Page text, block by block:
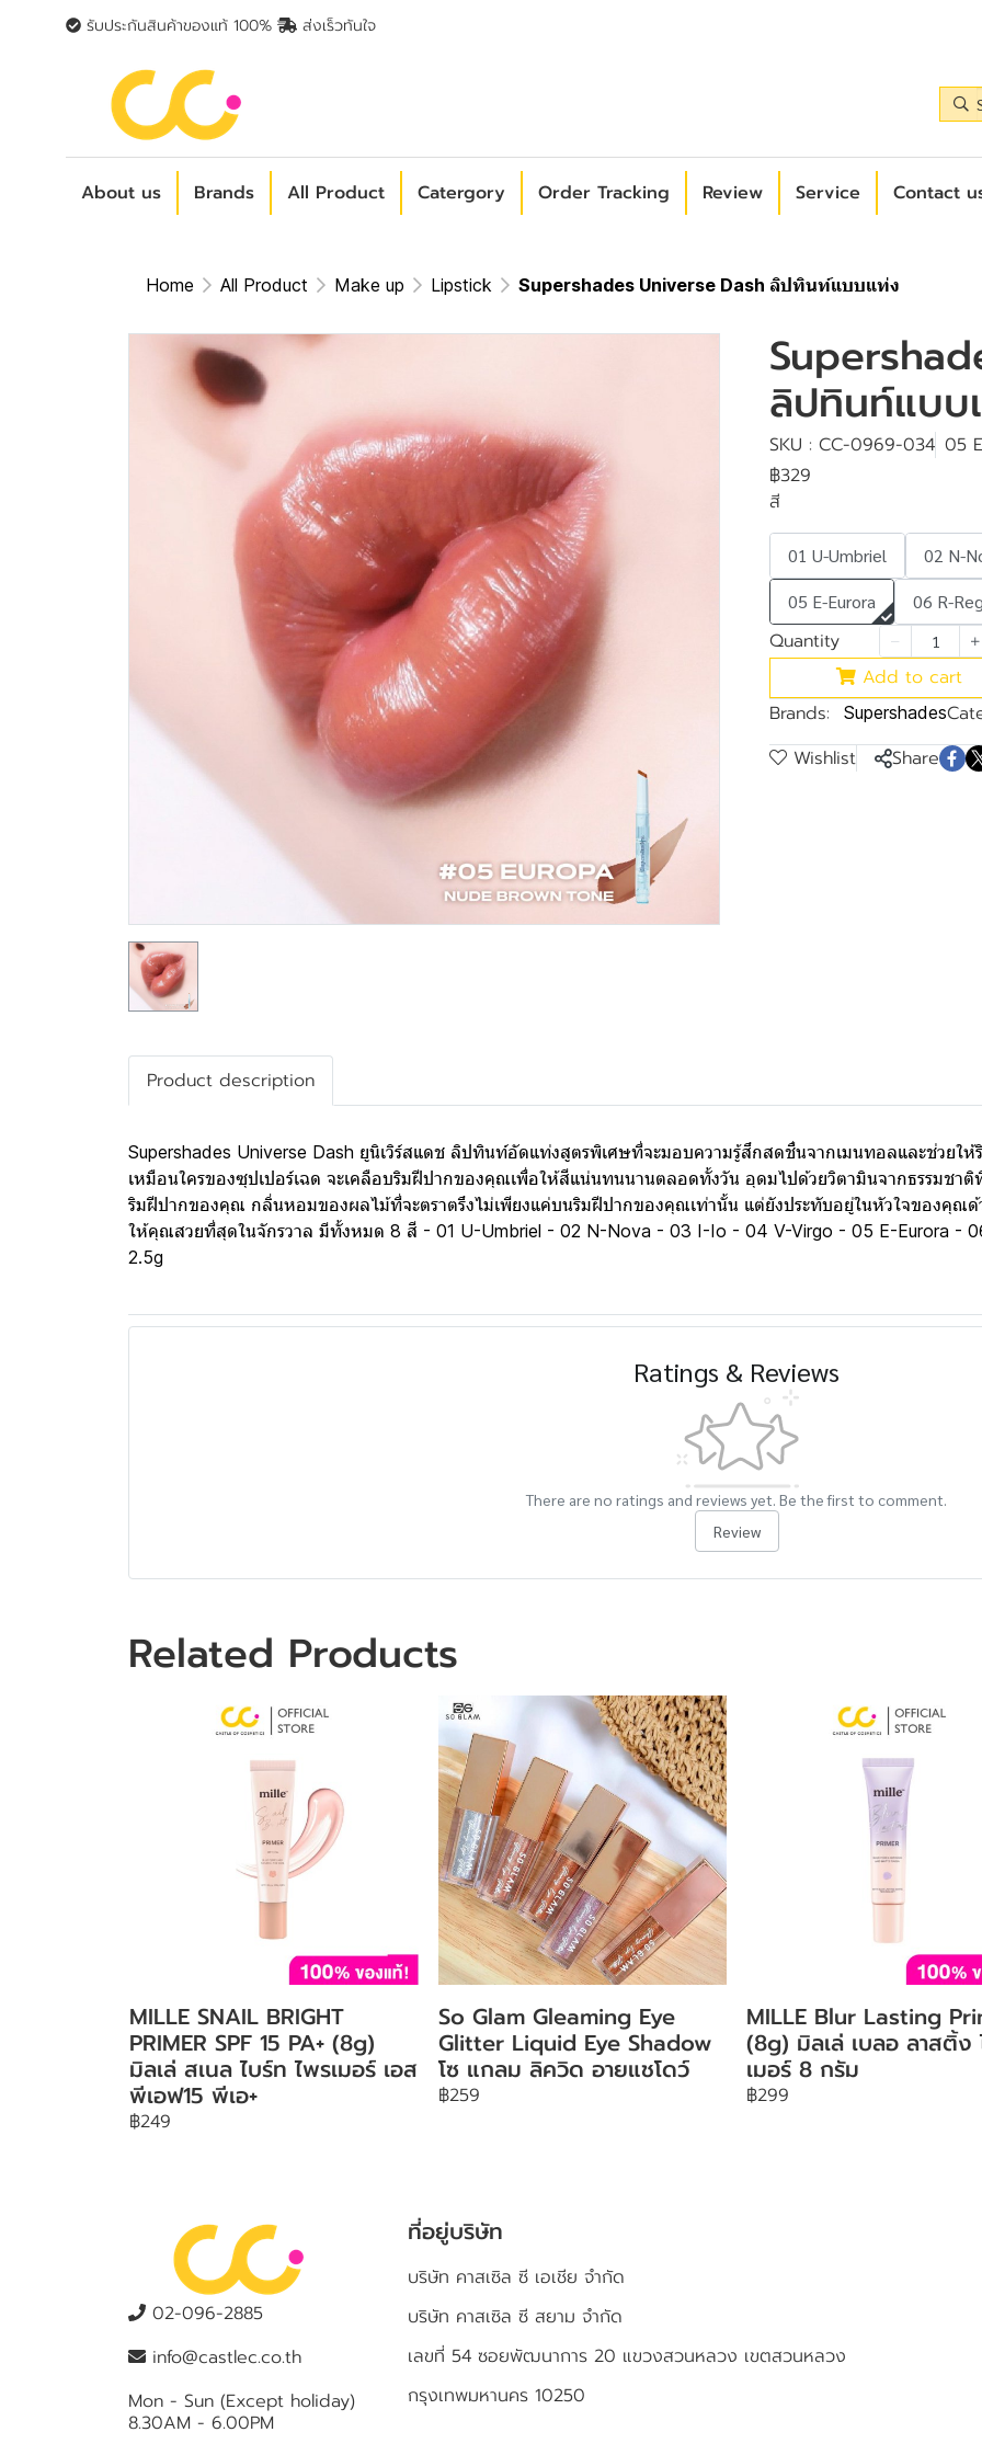
รับประกันสินค้าของแท้ 100% ส่งเร็วทันใจ
About us Brands All Product Catergory Order Tracking Review Service Contact
Home All Product Make up Lipstick Supershades Universe Dash ลิปทินท์แบบแท่ง
ลิปทินท์แบบ
SKU : CC-0969-034 05
฿329
สี
01 U-Umbriel
02 N-
05 E-Eurora
06 R-
Quantity
Add to cart
Brands:
Supershades
Wishlist
Share
Product description
Supershades Universe Dash ยูนิเวิร์สแดช ลิปทินท์อัดแท่งสูตรพิเศษที่จะมอบความรู้สึกสดชื่นจากเมนทอลและช่วย
เหมือนใครของซุปเปอร์เฉด จะเคลือบริมฝีปากของคุณเพื่อให้สีแน่นทนนานตลอดทั้งวัน อุดมไปด้วยวิตามินจากธรรมชา
ริมฝีปากของคุณ กลิ่นหอมของผลไม้ที่จะตราตรึงไม่เพียงแค่บนริมฝีปากของคุณเท่านั้น แต่ยังประทับอยู่ในหัวใจของคุณ
ให้คุณสวยที่สุดในจักรวาล มีทั้งหมด 8 สี - 01 U-Umbriel - 02 N-Nova - 03 I-Io - 04 V-Virgo - 05 E-Eurora -
2.5g
Ratings & Reviews
There are no ratings and reviews yet. Be the first to comment.
Review
Related Products
MILLE SNAIL BRIGHT
PRIMER SPF 15 PA+ (8g)
มิลเล่ สเนล ไบร์ท ไพรเมอร์ เอส
พีเอฟ15 พีเอ+
฿249
So Glam Gleaming Eye
Glitter Liquid Eye Shadow
โซ แกลม ลิควิด อายแชโดว์
฿259
MILLE Blur Lasting
(8g) มิลเล่ เบลอ ลาสติ้ง
เมอร์ 8 กรัม
฿299
02-096-2885
info@castlec.co.th
Mon - Sun (Except holiday)
8.30AM - 6.00PM
ที่อยู่บริษัท
บริษัท คาสเซิล ซี เอเชีย จำกัด
บริษัท คาสเซิล ซี สยาม จำกัด
เลขที่ 54 ซอยพัฒนาการ 20 แขวงสวนหลวง เขตสวนหลวง
กรุงเทพมหานคร 10250